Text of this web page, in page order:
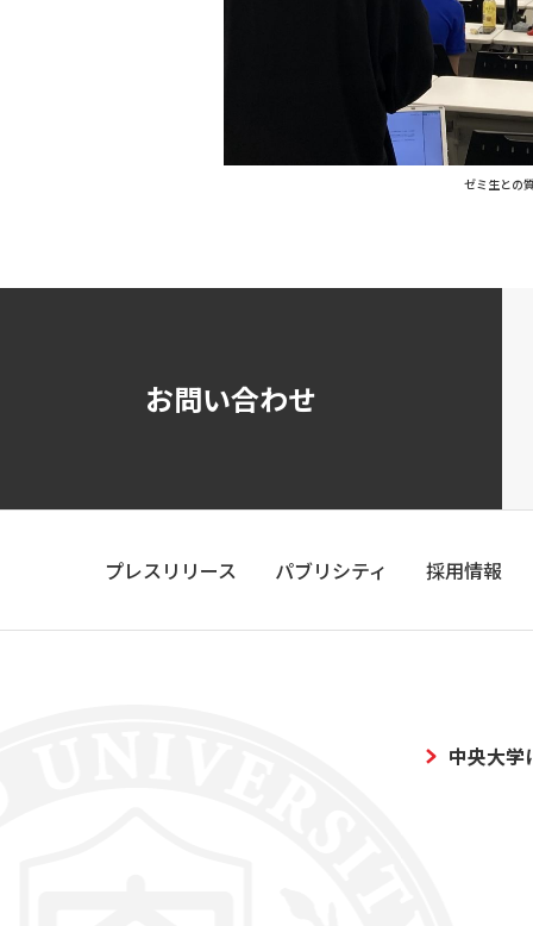
ゼミ生との
お問い合わせ
プレスリリース パブリシティ 採用情報
中央大学